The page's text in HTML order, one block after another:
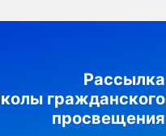
Рассылка
гражданского
просвещения